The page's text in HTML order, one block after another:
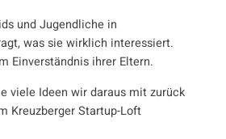
und Jugendliche in
was sie wirklich interessiert.
Einverständnis ihrer Eltern.
viele Ideen wir daraus mit zurück
Kreuzberger Startup-Loft